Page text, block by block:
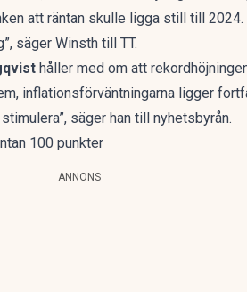
att räntan skulle ligga still till
säger Winsth till TT.
håller med om att
inflationsförväntningarna ligger
säger han till nyhetsbyrån.
100 punkter
ANNONS